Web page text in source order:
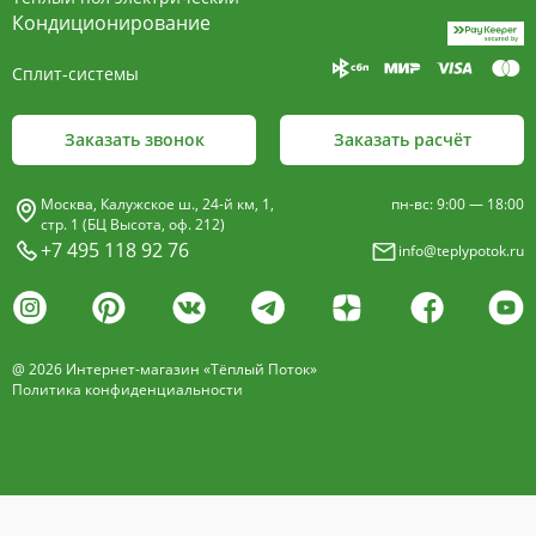
пластины, покрыт износостойким порошковым
покрытием чёрного цвета.
- изготавливается двух типов: рулонная и
анодированный алюминий четырёх цветов -
золото, бронза, чёрный, серебро (без доплат)
дерево – дуб натуральный
нержавеющая сталь
Кондиционирование
Сплит-системы
Заказать звонок Заказать расчёт
Москва, Калужское ш., 24-й км, 1,
стр. 1 (БЦ Высота, оф. 212)
+7 495 118 92 76
пн-вс: 9:00 — 18:00
info@teplypotok.ru
@ 2026 Интернет-магазин «Тёплый Поток»
Политика конфиденциальности